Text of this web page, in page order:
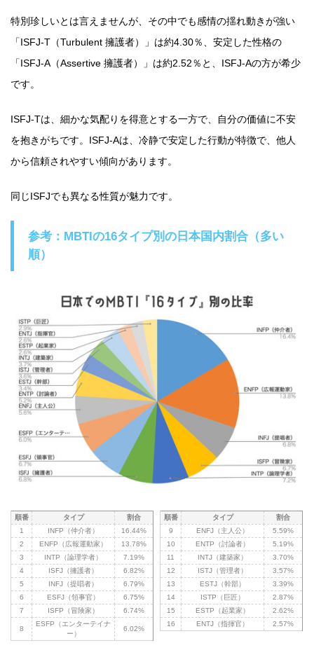
特別珍しいとは言えませんが、その中でも感情の揺れ動きが強い
「ISFJ-T（Turbulent 擁護者）」は約4.30％、安定した性格の
「ISFJ-A（Assertive 擁護者）」は約2.52％と、ISFJ-Aの方が希少
です。
ISFJ-Tは、細かな気配りを得意とする一方で、自分の価値に不安
を抱きがちです。ISFJ-Aは、冷静で安定した行動が特徴で、他人
から信頼されやすい傾向があります。
同じISFJでも異なる性質が魅力です。
参考：MBTIの16タイプ別の日本国内割合（多い
順）
順番 タイプ
割合
1
INFP（仲介者）
16.44%
2
ENFP（広報運動家）
13.78%
3
INTP（論理学者）
7.19%
4
ISFJ（擁護者）
6.82%
5
INFJ（提唱者）
6.79%
6
ESFJ（領事官）
6.75%
7
ISFP（冒険家） 6.74%
8
ESFP（エンターテイナ
ー）
6.02%
順番 タイプ
割合
9
ENFJ（主人公）
5.59%
10
ENTP（討論者）
5.19%
11
INTJ（建築家）
3.70%
12
ISTJ（管理者）
3.57%
13
ESTJ（幹部）
3.39%
14
ISTP（巨匠）
2.87%
15
ESTP（起業家）
2.62%
16
ENTJ（指揮官） 2.57%